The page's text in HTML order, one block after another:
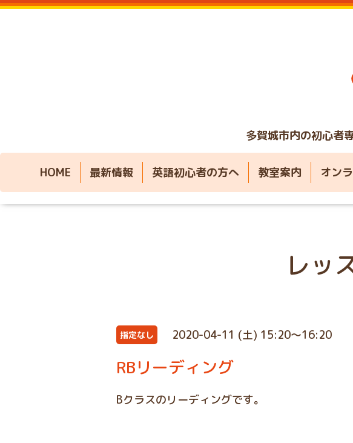
多賀城市内の初心者
HOME 最新情報 英語初心者の方へ 教室案内 オン
レッ
指定なし 2020-04-11 (土) 15:20～16:20
RBリーディング
Bクラスのリーディングです。